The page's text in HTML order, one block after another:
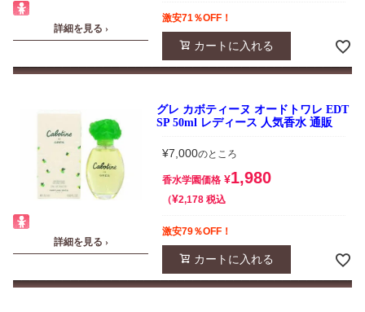
詳細を見る ›
激安71％OFF！
カートに入れる
詳細を見る ›
グレ カボティーヌ オードトワレ EDT
SP 50ml レディース 人気香水 通販
¥7,000のところ
香水学園価格 ¥1,980
¥2,178 税込
激安79％OFF！
カートに入れる